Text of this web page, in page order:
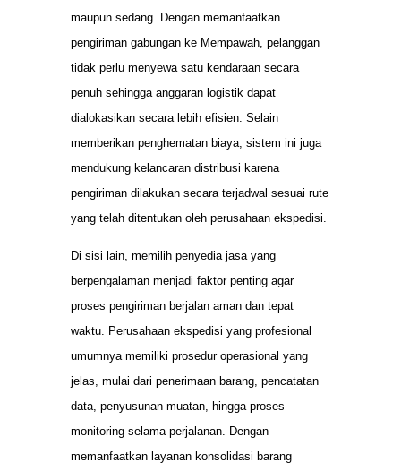
maupun sedang. Dengan memanfaatkan
pengiriman gabungan ke Mempawah, pelanggan
tidak perlu menyewa satu kendaraan secara
penuh sehingga anggaran logistik dapat
dialokasikan secara lebih efisien. Selain
memberikan penghematan biaya, sistem ini juga
mendukung kelancaran distribusi karena
pengiriman dilakukan secara terjadwal sesuai rute
yang telah ditentukan oleh perusahaan ekspedisi.
Di sisi lain, memilih penyedia jasa yang
berpengalaman menjadi faktor penting agar
proses pengiriman berjalan aman dan tepat
waktu. Perusahaan ekspedisi yang profesional
umumnya memiliki prosedur operasional yang
jelas, mulai dari penerimaan barang, pencatatan
data, penyusunan muatan, hingga proses
monitoring selama perjalanan. Dengan
memanfaatkan layanan konsolidasi barang